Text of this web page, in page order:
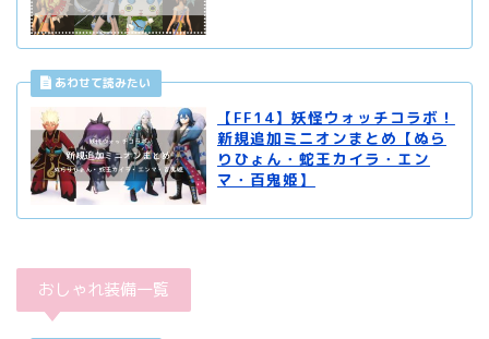
【FF14】妖怪ウォッチコラボ！
新規追加ミニオンまとめ【ぬら
りひょん・蛇王カイラ・エン
マ・百鬼姫】
おしゃれ装備一覧